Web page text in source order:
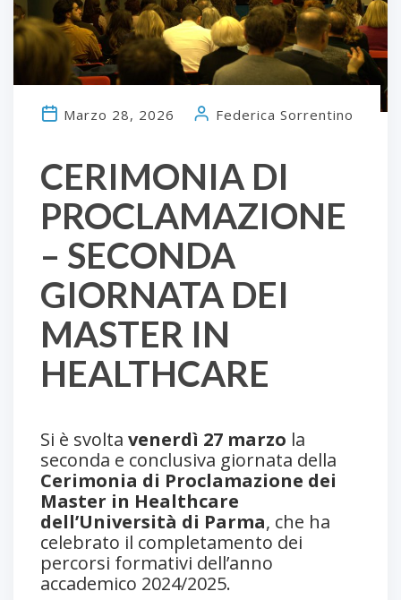
CERIMONIA DI
PROCLAMAZIONE
– SECONDA
GIORNATA DEI
MASTER IN
HEALTHCARE
Marzo 28, 2026 Federica Sorrentino
Si è svolta venerdì 27 marzo la
seconda e conclusiva giornata della
Cerimonia di Proclamazione dei
Master in Healthcare
dell’Università di Parma, che ha
celebrato il completamento dei
percorsi formativi dell’anno
accademico 2024/2025.